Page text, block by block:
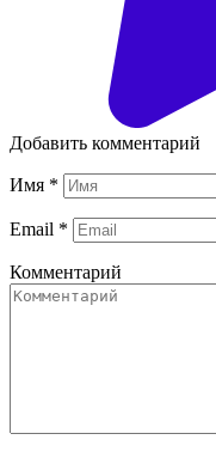
Добавить комментарий
Имя *
Email *
Комментарий